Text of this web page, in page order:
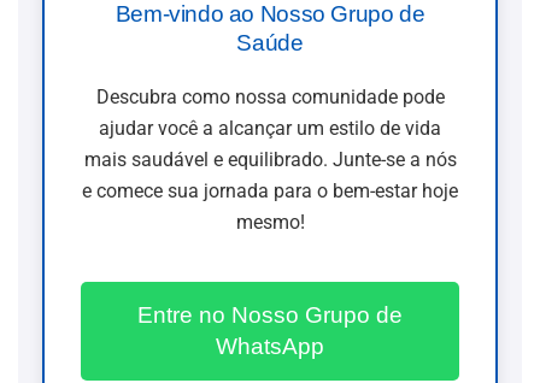
Bem-vindo ao Nosso Grupo de
Saúde
Descubra como nossa comunidade pode
ajudar você a alcançar um estilo de vida
mais saudável e equilibrado. Junte-se a nós
e comece sua jornada para o bem-estar hoje
mesmo!
Entre no Nosso Grupo de
WhatsApp